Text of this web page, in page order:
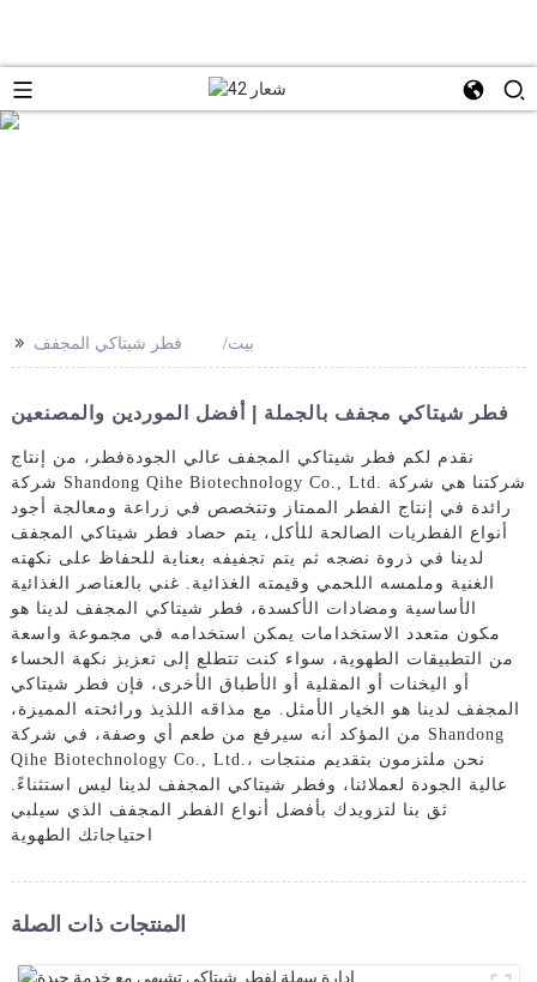
>> بيت فطر شيتاكي المجفف
فطر شيتاكي مجفف بالجملة | أفضل الموردين والمصنعين
نقدم لكم فطر شيتاكي المجفف عالي الجودة فطر ، من إنتاج
شركة Shandong Qihe Biotechnology Co., Ltd. شركتنا هي شركة
رائدة في إنتاج الفطر الممتاز وتتخصص في زراعة ومعالجة أجود
أنواع الفطريات الصالحة للأكل، يتم حصاد فطر شيتاكي المجفف
لدينا في ذروة نضجه ثم يتم تجفيفه بعناية للحفاظ على نكهته
الغنية وملمسه اللحمي وقيمته الغذائية. غني بالعناصر الغذائية
الأساسية ومضادات الأكسدة، فطر شيتاكي المجفف لدينا هو
مكون متعدد الاستخدامات يمكن استخدامه في مجموعة واسعة
من التطبيقات الطهوية، سواء كنت تتطلع إلى تعزيز نكهة الحساء
أو اليخنات أو المقلية أو الأطباق الأخرى، فإن فطر شيتاكي
المجفف لدينا هو الخيار الأمثل. مع مذاقه اللذيذ ورائحته المميزة،
من المؤكد أنه سيرفع من طعم أي وصفة، في شركة Shandong
Qihe Biotechnology Co., Ltd.، نحن ملتزمون بتقديم منتجات
عالية الجودة لعملائنا، وفطر شيتاكي المجفف لدينا ليس استثناءً.
ثق بنا لتزويدك بأفضل أنواع الفطر المجفف الذي سيلبي
احتياجاتك الطهوية
المنتجات ذات الصلة